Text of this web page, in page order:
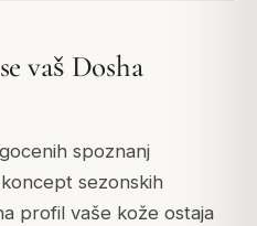
vaš Dosha
spoznanj
sezonskih
profil vaše kože ostaja